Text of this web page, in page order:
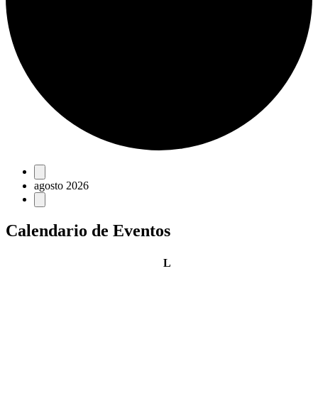
Eventos
agosto 2026
Calendario de Eventos
Llunes